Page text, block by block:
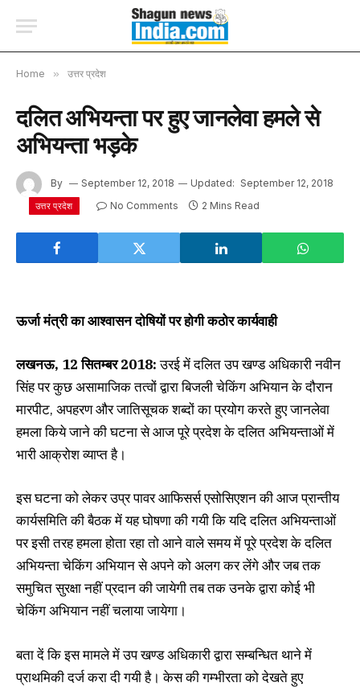
Home » उत्तर प्रदेश
दलित अभियन्ता पर हुए जानलेवा हमले से
अभियन्ता भड़के
By September 12, 2018 Updated: September 12, 2018
उत्तर प्रदेश No Comments 2 Mins Read
ऊर्जा मंत्री का आश्वासन दोषियों पर होगी कठोर कार्यवाही
लखनऊ, 12 सितम्बर 2018:उरई में दलित उप खण्ड अधिकारी नवीन
सिंह पर कुछ असामाजिक तत्वों द्वारा बिजली चेकिंग अभियान के दौरान
मारपीट, अपहरण और जातिसूचक शब्दों का प्रयोग करते हुए जानलेवा
हमला किये जाने की घटना से आज पूरे प्रदेश के दलित अभियन्ताओं में
भारी आक्रोश व्याप्त है।
इस घटना को लेकर उप्र पावर आफिसर्स एसोसिएशन की आज प्रान्तीय
कार्यसमिति की बैठक में यह घोषणा की गयी कि यदि दलित अभियन्ताओं
पर इसी तरह हमला होता रहा तो आने वाले समय में पूरे प्रदेश के दलित
अभियन्ता चेकिंग अभियान से अपने को अलग कर लेंगे और जब तक
समुचित सुरक्षा नहीं प्रदान की जायेगी तब तक उनके द्वारा कोई भी
चेकिंग अभियान नहीं चलाया जायेगा।
बता दें कि इस मामले में उप खण्ड अधिकारी द्वारा सम्बन्धित थाने में
प्राथमिकी दर्ज करा दी गयी है। केस की गम्भीरता को देखते हुए